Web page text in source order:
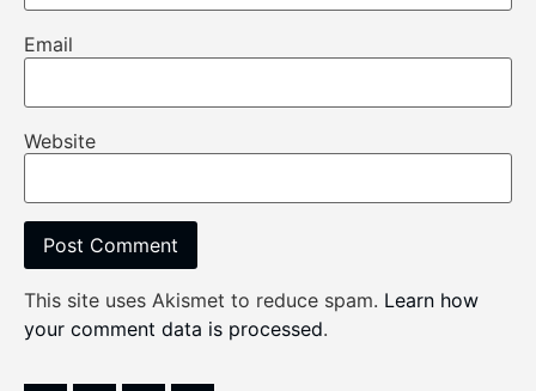
Email
Website
This site uses Akismet to reduce spam. Learn how
your comment data is processed.